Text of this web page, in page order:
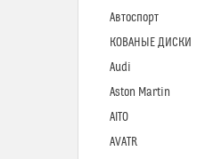
Автоспорт
КОВАНЫЕ ДИСКИ
Audi
Aston Martin
AITO
AVATR